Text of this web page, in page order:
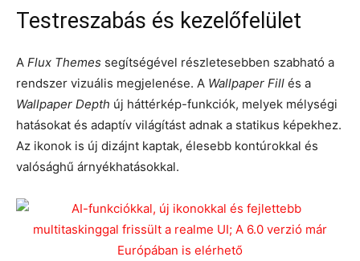
Testreszabás és kezelőfelület
A Flux Themes segítségével részletesebben szabható a
rendszer vizuális megjelenése. A Wallpaper Fill és a
Wallpaper Depth új háttérkép-funkciók, melyek mélységi
hatásokat és adaptív világítást adnak a statikus képekhez.
Az ikonok is új dizájnt kaptak, élesebb kontúrokkal és
valósághű árnyékhatásokkal.